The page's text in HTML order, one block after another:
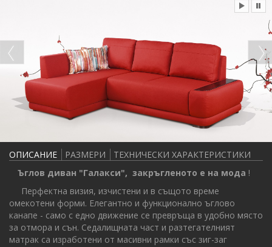
ОПИСАНИЕ РАЗМЕРИ
ТЕХНИЧЕСКИ ХАРАКТЕРИСТИКИ
Ъглов диван "Галакси", закръгленото е на мода !
Перфектна визия, изчистени и в същото време
омекотени форми. Елегантно и функционално ъглово
канапе - само с едно движение се превръща в удобно място
за отмора и сън. Седалищната част и разтегателният
матрак са изработени от масивни рамки със зиг-заг